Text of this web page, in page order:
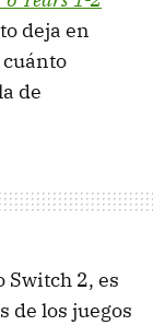
deja en
de
Switch 2, es
de los juegos